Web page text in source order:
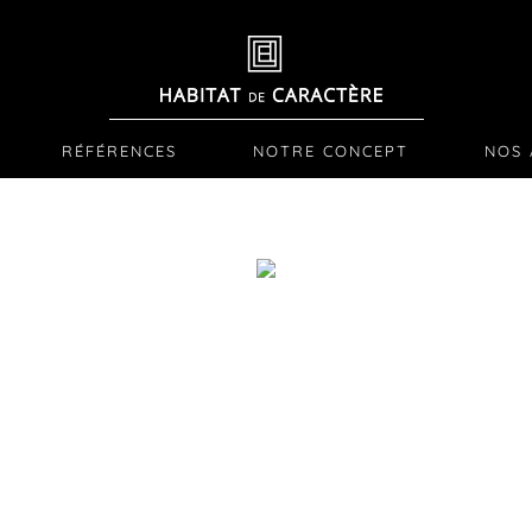
RÉFÉRENCES NOTRE CONCEPT NOS